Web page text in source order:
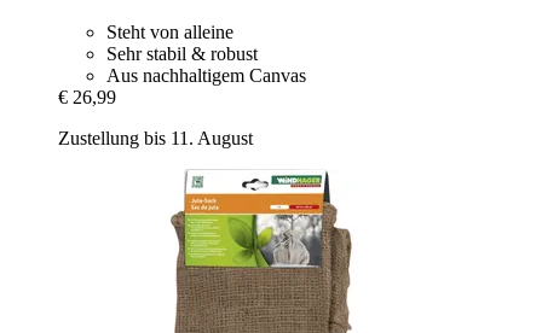
Steht von alleine
Sehr stabil & robust
Aus nachhaltigem Canvas
€ 26,99
Zustellung bis 11. August